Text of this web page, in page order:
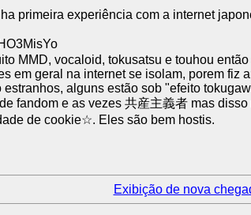
primeira experiência com a internet
MMD, vocaloid, tokusatsu e touhou
em geral na internet se isolam, porem
alguns estão sob "efeito
fandom e as vezes 共産主義者 mas
de cookie☆. Eles são bem hostis.
Exibição de nova